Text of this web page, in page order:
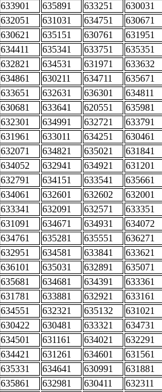
633901 635891 633251 630031
632051 631031 634751 630671
630621 635151 630761 631951
634411 635341 633751 635351
632821 634531 631971 633632
634861 630211 634711 635671
633651 632631 636301 634811
630681 633641 620551 635981
632301 634991 632721 633791
631961 633011 634251 630461
632071 634821 635021 631841
634052 632941 634921 631201
632791 634151 633541 635661
634061 632601 632602 632001
633341 632091 632571 633351
631091 634671 634931 634072
634761 635281 635551 636271
632951 634581 633841 633621
636101 635031 632891 635071
635681 634681 634391 633361
631781 633881 632921 633161
634551 632321 635132 631021
630422 630481 633321 634731
634501 631161 634021 632291
634421 631261 634601 631561
635331 634641 630991 631881
635861 632981 630411 632311